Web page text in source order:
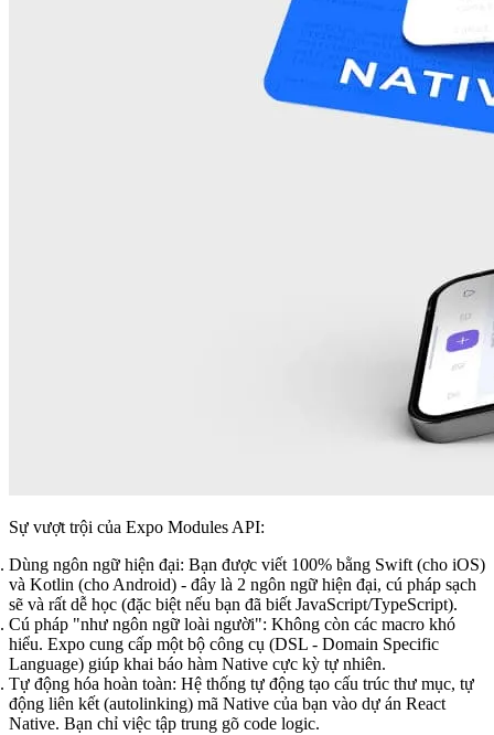
Sự vượt trội của Expo Modules API:
Dùng ngôn ngữ hiện đại: Bạn được viết 100% bằng Swift (cho iOS)
và Kotlin (cho Android) - đây là 2 ngôn ngữ hiện đại, cú pháp sạch
sẽ và rất dễ học (đặc biệt nếu bạn đã biết JavaScript/TypeScript).
Cú pháp "như ngôn ngữ loài người": Không còn các macro khó
hiểu. Expo cung cấp một bộ công cụ (DSL - Domain Specific
Language) giúp khai báo hàm Native cực kỳ tự nhiên.
Tự động hóa hoàn toàn: Hệ thống tự động tạo cấu trúc thư mục, tự
động liên kết (autolinking) mã Native của bạn vào dự án React
Native. Bạn chỉ việc tập trung gõ code logic.